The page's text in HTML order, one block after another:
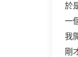
於
一
我
剛